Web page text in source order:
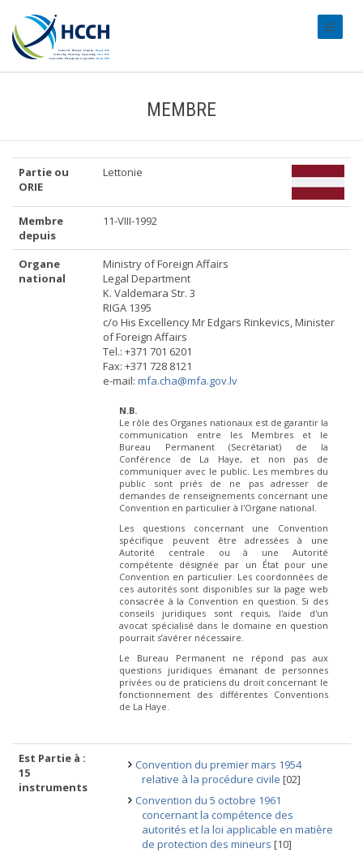
MEMBRE
Partie ou
ORIE
Lettonie
Membre
depuis
11-VIII-1992
Organe
national
Ministry of Foreign Affairs
Legal Department
K. Valdemara Str. 3
RIGA 1395
c/o His Excellency Mr Edgars Rinkevics, Minister
of Foreign Affairs
Tel.: +371 701 6201
Fax: +371 728 8121
e-mail: mfa.cha@mfa.gov.lv
N.B.
Le rôle des Organes nationaux est de garantir la
communication entre les Membres et le
Bureau Permanent (Secrétariat) de la
Conférence de La Haye, et non pas de
communiquer avec le public. Les membres du
public sont priés de ne pas adresser de
demandes de renseignements concernant une
Convention en particulier à l'Organe national.
Les questions concernant une Convention
spécifique peuvent être adressées à une
Autorité centrale ou à une Autorité
compétente désignée par un État pour une
Convention en particulier. Les coordonnées de
ces autorités sont disponibles sur la page web
consacrée à la Convention en question. Si des
conseils juridiques sont requis, l'aide d'un
avocat spécialisé dans le domaine en question
pourrait s’avérer nécessaire.
Le Bureau Permanent ne répond pas aux
questions juridiques émanant de personnes
privées ou de praticiens du droit concernant le
fonctionnement des différentes Conventions
de La Haye.
Est Partie à :
15
instruments
Convention du premier mars 1954
relative à la procédure civile [02]
Convention du 5 octobre 1961
concernant la compétence des
autorités et la loi applicable en matière
de protection des mineurs [10]